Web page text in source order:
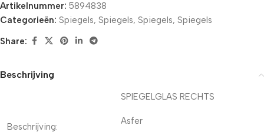
Artikelnummer: 5894838
Categorieën: Spiegels, Spiegels, Spiegels, Spiegels
Share:
Beschrijving
Beschrijving:
SPIEGELGLAS RECHTS
Asfer